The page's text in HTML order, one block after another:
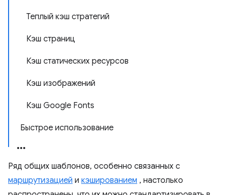
Теплый кэш стратегий
Кэш страниц
Кэш статических ресурсов
Кэш изображений
Кэш Google Fonts
Быстрое использование
Ряд общих шаблонов, особенно связанных с
маршрутизацией и кэшированием , настолько